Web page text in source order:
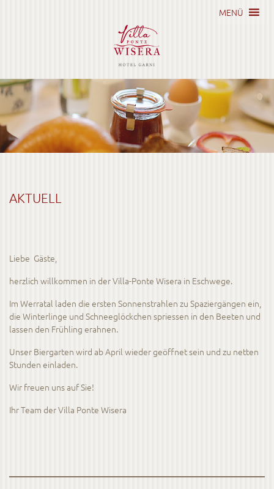
MENÜ
AKTUELL
Liebe Gäste,
herzlich willkommen in der Villa-Ponte Wisera in Eschwege.
Im Werratal laden die ersten Sonnenstrahlen zu Spaziergängen ein,
die Winterlinge und Schneeglöckchen spriessen in den Beeten und
lassen den Frühling erahnen.
Unser Biergarten wird ab April wieder geöffnet sein und zu netten
Stunden einladen.
Wir freuen uns auf Sie!
Ihr Team der Villa Ponte Wisera